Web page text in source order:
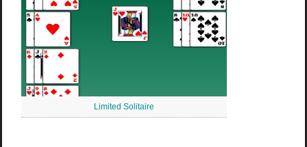
Limited Solitaire